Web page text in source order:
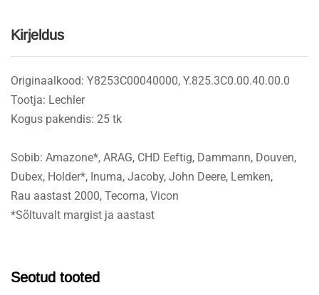
Kirjeldus
Originaalkood: Y8253C00040000, Y.825.3C0.00.40.00.0
Tootja: Lechler
Kogus pakendis: 25 tk
Sobib: Amazone*, ARAG, CHD Eeftig, Dammann, Douven,
Dubex, Holder*, Inuma, Jacoby, John Deere, Lemken,
Rau aastast 2000, Tecoma, Vicon
*Sõltuvalt margist ja aastast
Seotud tooted